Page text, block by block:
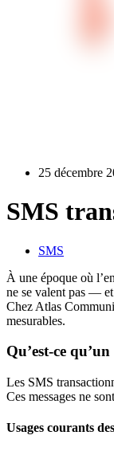
25 décembre
SMS
SMS
À une époque où
ne se valent pas —
Chez Atlas
mesurables.
Qu’est-ce
Les SMS
Ces messages ne
Usages courants